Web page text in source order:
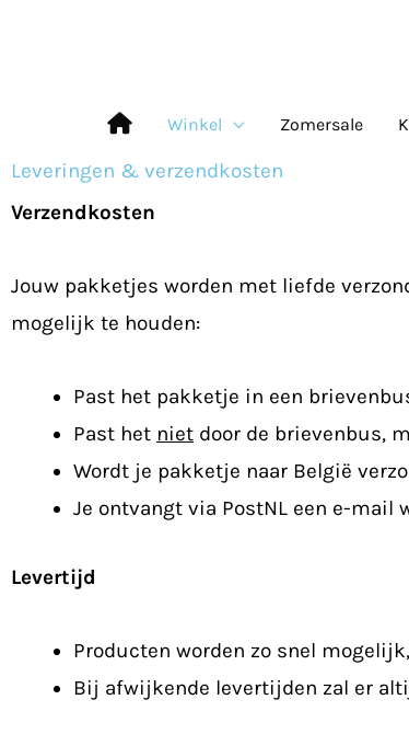
Winkel Zomersale
Leveringen & verzendkosten
Verzendkosten
Jouw pakketjes worden met liefde
mogelijk te houden:
Past het pakketje in een
Past het niet door de brievenbus,
Wordt je pakketje naar België
Je ontvangt via PostNL een e-
Levertijd
Producten worden zo snel
Bij afwijkende levertijden zal er